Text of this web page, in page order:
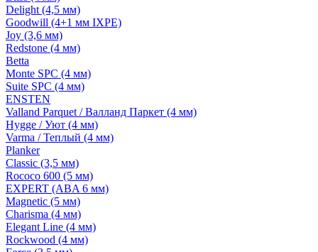
Delight (4,5 мм)
Goodwill (4+1 мм IXPE)
Joy (3,6 мм)
Redstone (4 мм)
Betta
Monte SPC (4 мм)
Suite SPC (4 мм)
ENSTEN
Valland Parquet / Валланд Паркет (4 мм)
Hygge / Уют (4 мм)
Varma / Теплый (4 мм)
Planker
Classic (3,5 мм)
Rococo 600 (5 мм)
EXPERT (ABA 6 мм)
Magnetic (5 мм)
Charisma (4 мм)
Elegant Line (4 мм)
Rockwood (4 мм)